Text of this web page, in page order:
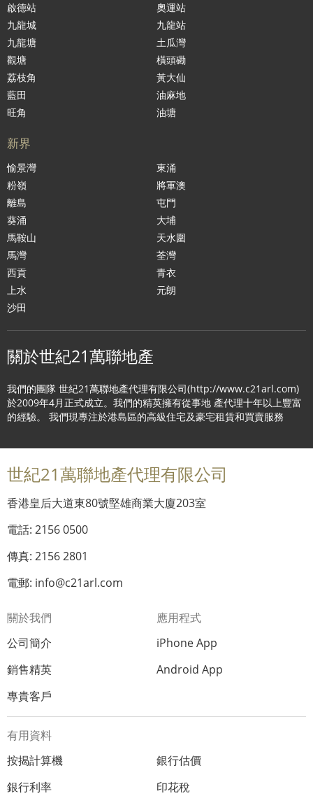
啟德站
九龍城
九龍塘
觀塘
荔枝角
藍田
旺角
奧運站
九龍站
土瓜灣
橫頭磡
黃大仙
油麻地
油塘
新界
愉景灣
粉嶺
離島
葵涌
馬鞍山
馬灣
西貢
上水
沙田
東涌
將軍澳
屯門
大埔
天水圍
荃灣
青衣
元朗
關於世紀21萬聯地產
我們的團隊 世紀21萬聯地產代理有限公司(http://www.c21arl.com)
於2009年4月正式成立。我們的精英擁有從事地 產代理十年以上豐富
的經驗。 我們現專注於港島區的高級住宅及豪宅租賃和買賣服務
世紀21萬聯地產代理有限公司
香港皇后大道東80號堅雄商業大廈203室
電話: 2156 0500
傳真: 2156 2801
電郵: info@c21arl.com
關於我們
公司簡介
銷售精英
專貴客戶
應用程式
iPhone App
Android App
有用資料
按揭計算機
銀行估價
銀行利率
印花稅